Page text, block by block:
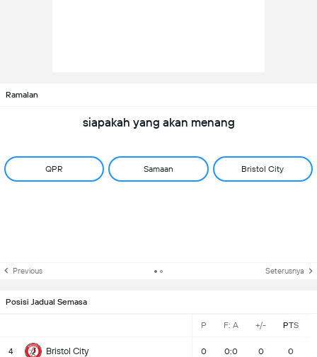
Ramalan
siapakah yang akan menang
QPR Samaan Bristol City
Previous Seterusnya
Posisi Jadual Semasa
P F: A +/- PTS
4 Bristol City 0 0:0 0 0